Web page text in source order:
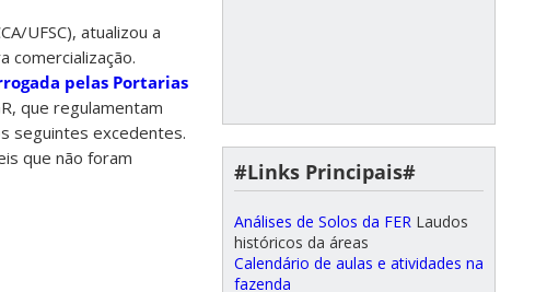
UFSC), atualizou a
comercialização.
pelas Portarias
que regulamentam
seguintes excedentes.
que não foram
#Links Principais#
Análises de Solos da FER Laudos
históricos da áreas
Calendário de aulas e atividades na
fazenda